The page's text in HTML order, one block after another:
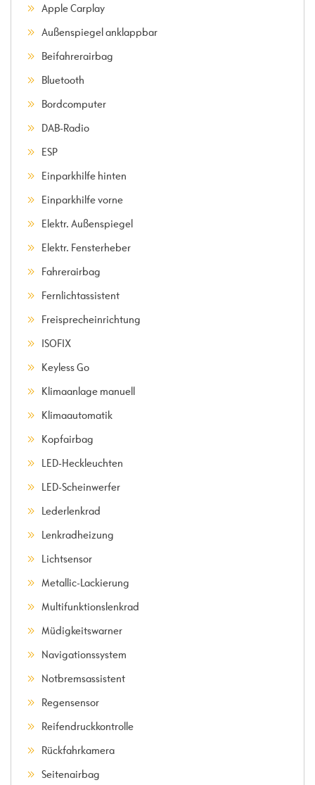
Apple Carplay
Außenspiegel anklappbar
Beifahrerairbag
Bluetooth
Bordcomputer
DAB-Radio
ESP
Einparkhilfe hinten
Einparkhilfe vorne
Elektr. Außenspiegel
Elektr. Fensterheber
Fahrerairbag
Fernlichtassistent
Freisprecheinrichtung
ISOFIX
Keyless Go
Klimaanlage manuell
Klimaautomatik
Kopfairbag
LED-Heckleuchten
LED-Scheinwerfer
Lederlenkrad
Lenkradheizung
Lichtsensor
Metallic-Lackierung
Multifunktionslenkrad
Müdigkeitswarner
Navigationssystem
Notbremsassistent
Regensensor
Reifendruckkontrolle
Rückfahrkamera
Seitenairbag